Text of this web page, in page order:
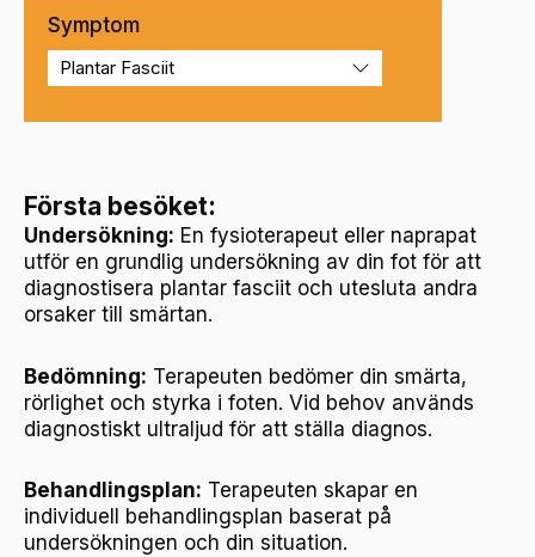
Symptom
Första besöket:
Undersökning: En fysioterapeut eller naprapat
utför en grundlig undersökning av din fot för att
diagnostisera plantar fasciit och utesluta andra
orsaker till smärtan.
Bedömning: Terapeuten bedömer din smärta,
rörlighet och styrka i foten. Vid behov används
diagnostiskt ultraljud för att ställa diagnos.
Behandlingsplan: Terapeuten skapar en
individuell behandlingsplan baserat på
undersökningen och din situation.